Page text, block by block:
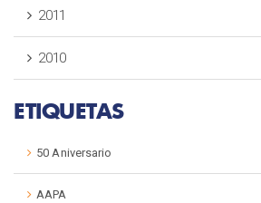
2011
2010
ETIQUETAS
50 Aniversario
AAPA